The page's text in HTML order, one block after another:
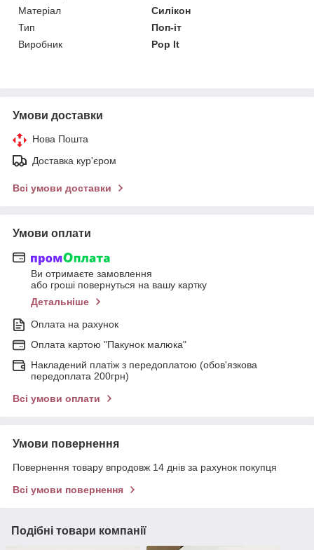
Матеріал
Силікон
Тип
Поп-іт
Виробник
Pop It
Умови доставки
Нова Пошта
Доставка кур'єром
Всі умови доставки
Умови оплати
Ви отримаєте замовлення
або гроші повернуться на вашу картку
Детальніше
Оплата на рахунок
Оплата картою "Пакунок малюка"
Накладений платіж з передоплатою (обов'язкова
передоплата 200грн)
Всі умови оплати
Умови повернення
Повернення товару впродовж 14 днів за рахунок покупця
Всі умови повернення
Подібні товари компанії